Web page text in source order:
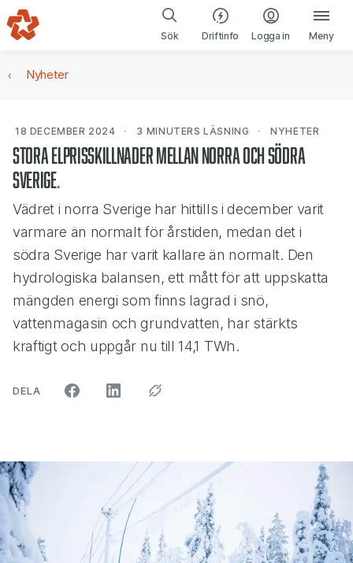
Gå till navigering
Gå till innehåll
Sök Driftinfo Logga in(öppnas i ny
Meny
Nyheter
18 DECEMBER 2024 3 MINUTERS LÄSNING NYHETER
Stora elprisskillnader mellan norra och södra
Sverige
Vädret i norra Sverige har hittills i december varit
varmare än normalt för årstiden, medan det i
södra Sverige har varit kallare än normalt. Den
hydrologiska balansen, ett mått för att uppskatta
mängden energi som finns lagrad i snö,
vattenmagasin och grundvatten, har stärkts
kraftigt och uppgår nu till 14,1 TWh.
DELA ARTIKELN PÅ SOCIALA MEDIER"